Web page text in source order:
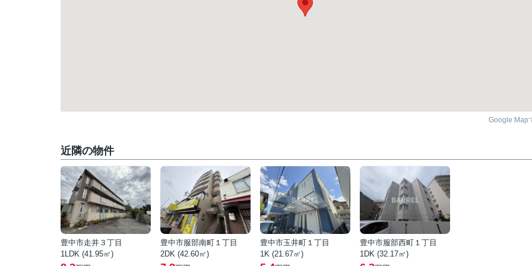
Google Map
近隣の物件
豊中市走井３丁目
1LDK (41.95㎡)
豊中市服部南町１丁目
2DK (42.60㎡)
豊中市玉井町１丁目
1K (21.67㎡)
豊中市服部西町１丁目
1DK (32.17㎡)